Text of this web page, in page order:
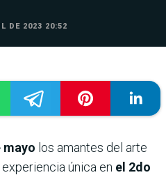
DE 2023 20:52
mayo los amantes del arte
única en el 2do